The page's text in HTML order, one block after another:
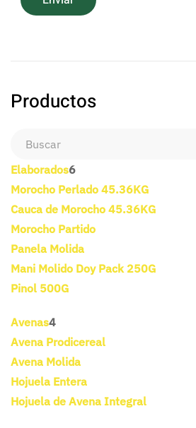
Productos
Elaborados6
Morocho Perlado 45.36KG
Cauca de Morocho 45.36KG
Morocho Partido
Panela Molida
Mani Molido Doy Pack 250G
Pinol 500G
Avenas4
Avena Prodicereal
Avena Molida
Hojuela Entera
Hojuela de Avena Integral